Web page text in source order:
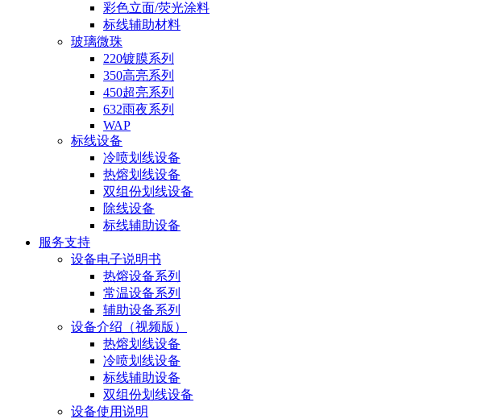
彩色立面/荧光涂料
标线辅助材料
玻璃微珠
220镀膜系列
350高亮系列
450超亮系列
632雨夜系列
WAP
标线设备
冷喷划线设备
热熔划线设备
双组份划线设备
除线设备
标线辅助设备
服务支持
设备电子说明书
热熔设备系列
常温设备系列
辅助设备系列
设备介绍（视频版）
热熔划线设备
冷喷划线设备
标线辅助设备
双组份划线设备
设备使用说明